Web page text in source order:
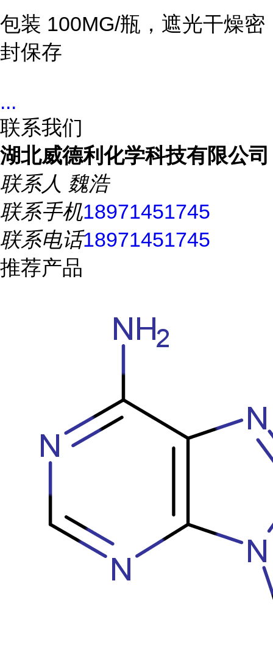
包装 100MG/瓶，遮光干燥密
封保存
...
联系我们
湖北威德利化学科技有限公司
联系人 魏浩
联系手机18971451745
联系电话18971451745
推荐产品